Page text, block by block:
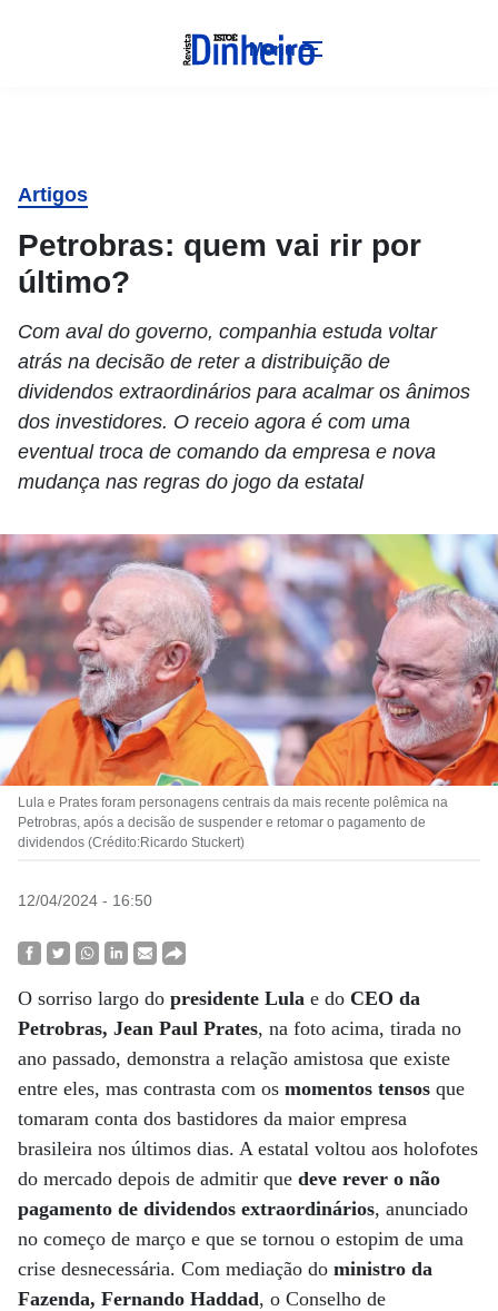
Menu
Artigos
Petrobras: quem vai rir por
último?
Com aval do governo, companhia estuda voltar
atrás na decisão de reter a distribuição de
dividendos extraordinários para acalmar os ânimos
dos investidores. O receio agora é com uma
eventual troca de comando da empresa e nova
mudança nas regras do jogo da estatal
Lula e Prates foram personagens centrais da mais recente polêmica na
Petrobras, após a decisão de suspender e retomar o pagamento de
dividendos (Crédito:Ricardo Stuckert)
12/04/2024 - 16:50
O sorriso largo do presidente Lula e do CEO da
Petrobras, Jean Paul Prates, na foto acima, tirada no
ano passado, demonstra a relação amistosa que existe
entre eles, mas contrasta com os momentos tensos que
tomaram conta dos bastidores da maior empresa
brasileira nos últimos dias. A estatal voltou aos holofotes
do mercado depois de admitir que deve rever o não
pagamento de dividendos extraordinários, anunciado
no começo de março e que se tornou o estopim de uma
crise desnecessária. Com mediação do ministro da
Fazenda, Fernando Haddad, o Conselho de